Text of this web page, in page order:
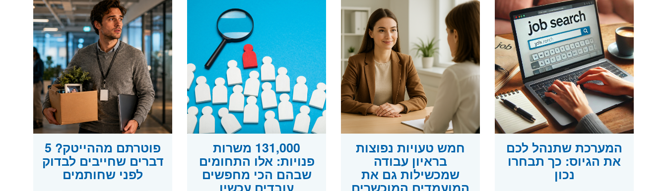
המערכת שתנהל לכם
את הגיוס: כך תבחרו
נכון
חמש טעויות נפוצות
בראיון עבודה
שמכשילות גם את
המועמדים המוכשרים
131,000 משרות
פנויות: אלו התחומים
שבהם הכי מחפשים
עובדים עכשיו
פוטרתם מההייטק? 5
דברים שחייבים לבדוק
לפני שחותמים